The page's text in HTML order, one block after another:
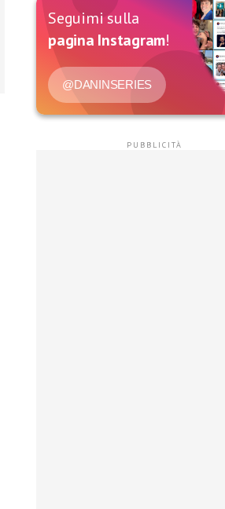
Seguimi sulla
pagina Instagram!
@DANINSERIES